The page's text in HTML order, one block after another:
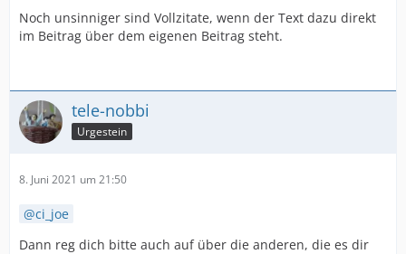
Noch unsinniger sind Vollzitate, wenn der Text dazu direkt
im Beitrag über dem eigenen Beitrag steht.
tele-nobbi
Urgestein
8. Juni 2021 um 21:50
ci_joe
Dann reg dich bitte auch auf über die anderen, die es dir